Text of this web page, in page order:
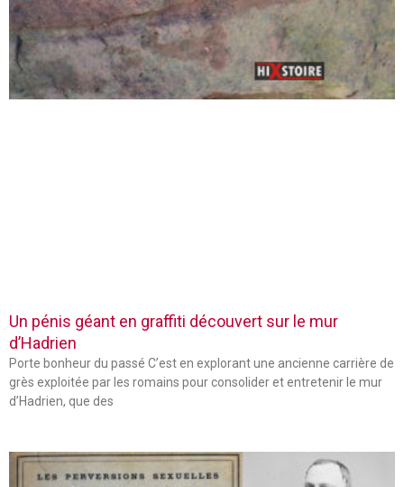
Un pénis géant en graffiti découvert sur le mur
d’Hadrien
Porte bonheur du passé C’est en explorant une ancienne carrière de
grès exploitée par les romains pour consolider et entretenir le mur
d’Hadrien, que des